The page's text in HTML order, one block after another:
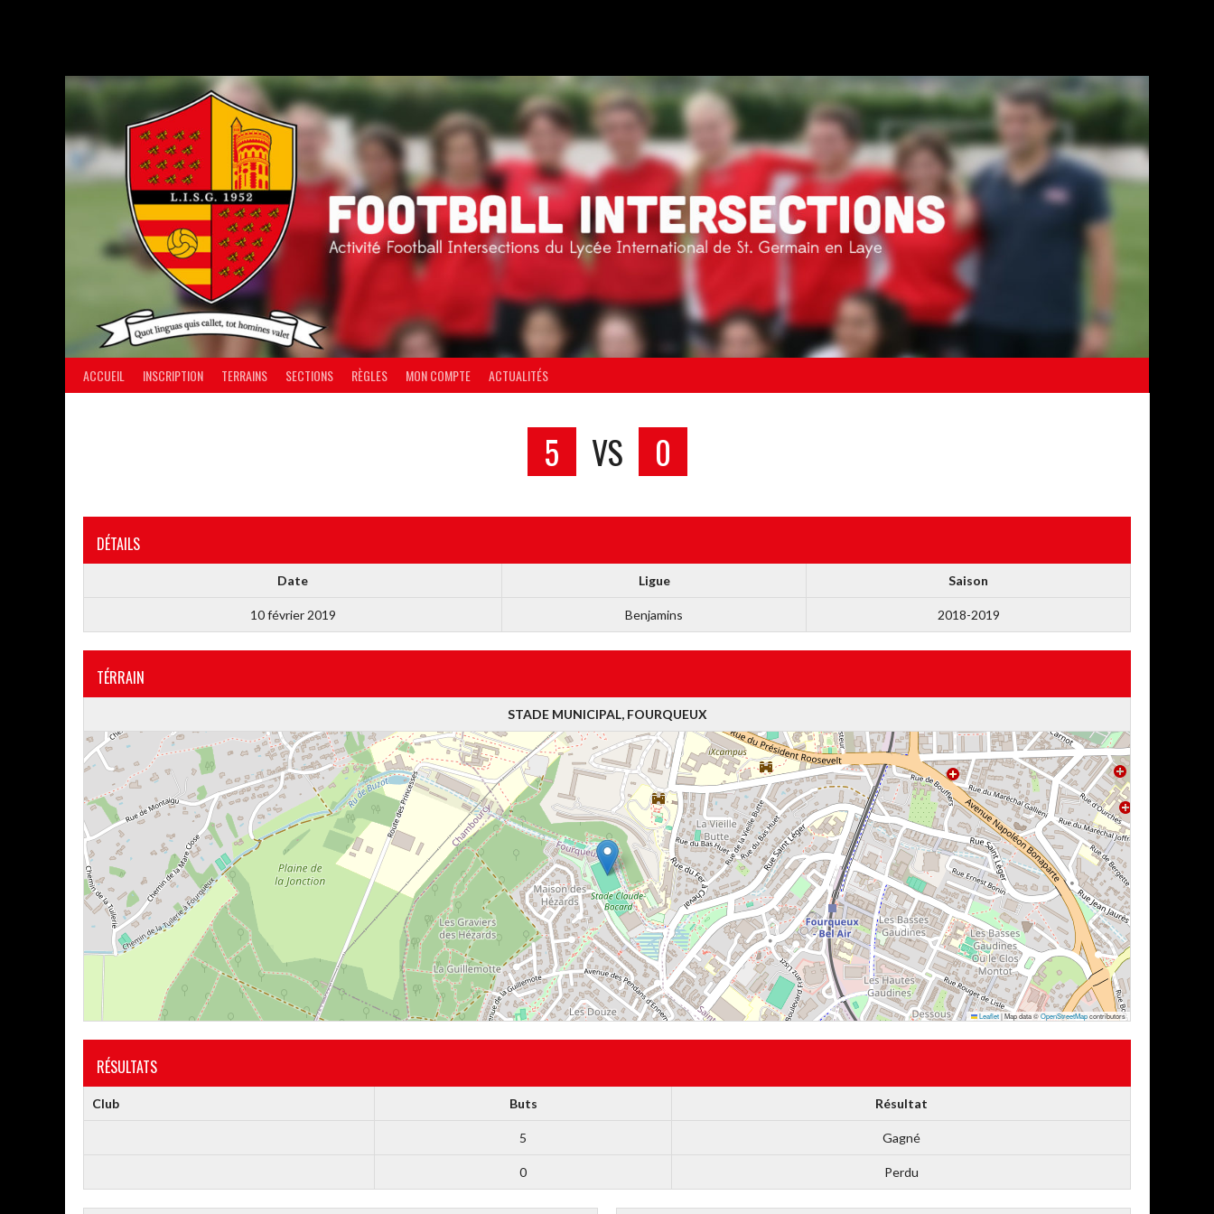
ACCUEIL INSCRIPTION TERRAINS SECTIONS RÈGLES MON COMPTE ACTUALITÉS
5 VS 0
DÉTAILS
Date Ligue Saison
10 février 2019 Benjamins 2018-2019
TÉRRAIN
STADE MUNICIPAL, FOURQUEUX
Leaflet|Map data ©OpenStreetMapcontributors
RÉSULTATS
Club Buts Résultat
5 Gagné
0 Perdu